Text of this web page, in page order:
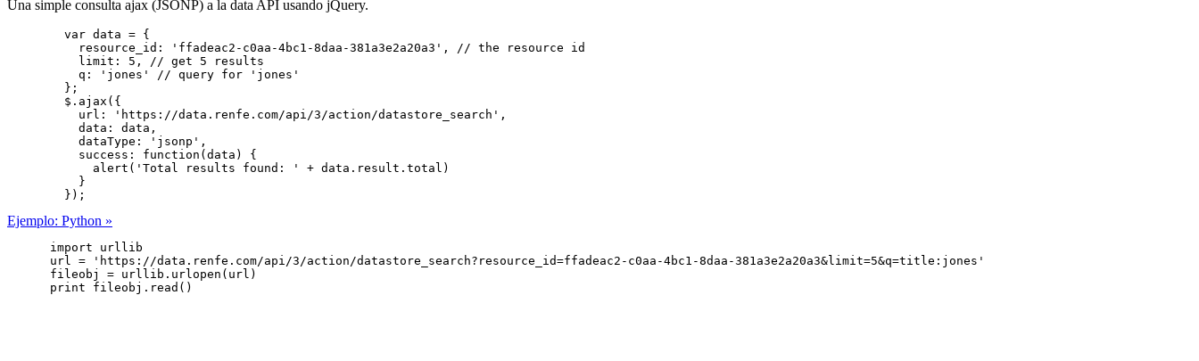
Una simple consulta ajax (JSONP) a la data API usando jQuery.
        var data = {
          resource_id: 'ffadeac2-c0aa-4bc1-8daa-381a3e2a20a3', // the resource id
          limit: 5, // get 5 results
          q: 'jones' // query for 'jones'
        };
        $.ajax({
          url: 'https://data.renfe.com/api/3/action/datastore_search',
          data: data,
          dataType: 'jsonp',
          success: function(data) {
            alert('Total results found: ' + data.result.total)
          }
        });
Ejemplo: Python »
      import urllib
      url = 'https://data.renfe.com/api/3/action/datastore_search?resource_id=ffadeac2-c0aa-4bc1-8daa-381a3e2a20a3&limit=5&q=title:jones'
      fileobj = urllib.urlopen(url)
      print fileobj.read()